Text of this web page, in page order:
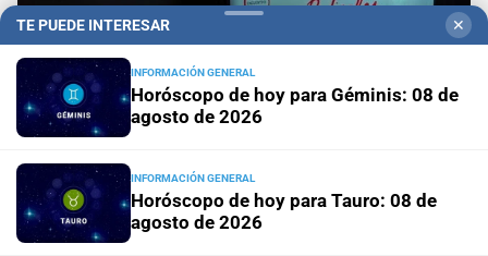
TE PUEDE INTERESAR ✕
INFORMACIÓN GENERAL
Horóscopo de hoy para Géminis: 08 de
agosto de 2026
INFORMACIÓN GENERAL
Horóscopo de hoy para Tauro: 08 de
agosto de 2026